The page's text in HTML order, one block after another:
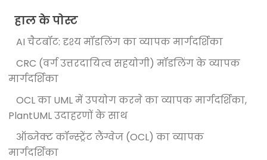
हाल के पोस्ट
AI चैटबॉट: दृश्य मॉडलिंग का व्यापक मार्गदर्शिका
CRC (वर्ग उत्तरदायित्व सहयोगी) मॉडलिंग के व्यापक
मार्गदर्शिका
OCL का UML में उपयोग करने का व्यापक मार्गदर्शिका,
PlantUML उदाहरणों के साथ
ऑब्जेक्ट कॉन्स्ट्रेंट लैंग्वेज (OCL) का व्यापक
मार्गदर्शिका